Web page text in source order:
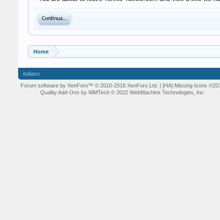
Continua...
Home
Italiano
Forum software by XenForo™ © 2010-2018 XenForo Ltd. | [HA] Missing Icons
Quality Add-Ons by WMTech © 2022 WebMachine Technologies, Inc.